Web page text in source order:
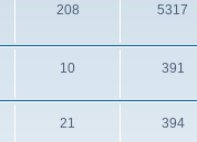
208 5317
10 391
21 394